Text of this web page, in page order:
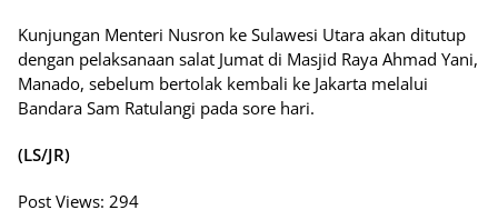
Kunjungan Menteri Nusron ke Sulawesi Utara akan ditutup
dengan pelaksanaan salat Jumat di Masjid Raya Ahmad Yani,
Manado, sebelum bertolak kembali ke Jakarta melalui
Bandara Sam Ratulangi pada sore hari.
(LS/JR)
Post Views: 294